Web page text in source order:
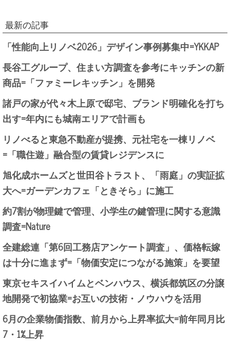
最新の記事
「性能向上リノベ2026」デザイン事例募集中=YKKAP
長谷工グループ、住まい方調査を参考にキッチンの新
商品=「ファミーレキッチン」を開発
諸戸の家が代々木上原で邸宅、ブランド明確化を打ち
出す=年内にも城南エリアで計画も
リノべると東急不動産が提携、元社宅を一棟リノベ
=「職住遊」融合型の賃貸レジデンスに
旭化成ホームズと世田谷トラスト、「雨庭」の実証拡
大へ=ガーデンカフェ「ときそら」に施工
約7割が物理鍵で管理、小学生の鍵管理に関する意識
調査=Nature
全建総連「第6回工務店アンケート調査」、価格転嫁
は十分に進まず=「物価安定につながる施策」を要望
東京セキスイハイムとベンハウス、横浜都筑区の分譲
地開発で初協業=お互いの技術・ノウハウを活用
6月の企業物価指数、前月から上昇率拡大=前年同月比
7・1%上昇